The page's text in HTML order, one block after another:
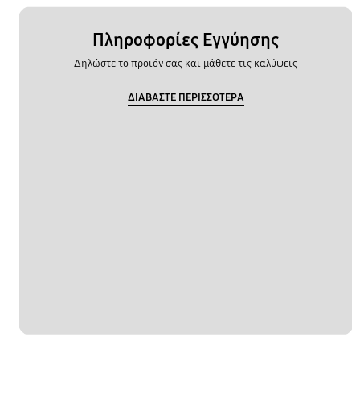
Πληροφορίες Εγγύησης
Δηλώστε το προϊόν σας και μάθετε τις καλύψεις
ΔΙΑΒΑΣΤΕ ΠΕΡΙΣΣΟΤΕΡΑ